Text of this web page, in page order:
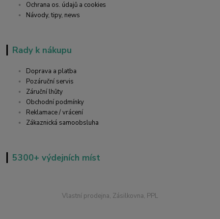
Ochrana os. údajů a cookies
Návody, tipy, news
Rady k nákupu
Doprava a platba
Pozáruční servis
Záruční lhůty
Obchodní podmínky
Reklamace / vrácení
Zákaznická samoobsluha
5300+ výdejních míst
Vlastní prodejna, Zásilkovna, PPL